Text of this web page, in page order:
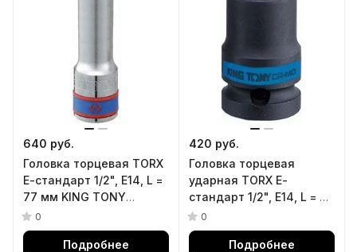
640 руб.
Головка торцевая TORX
Е-стандарт 1/2", E14, L =
77 мм KING TONY
427514M
0
Подробнее
420 руб.
Головка торцевая
ударная TORX Е-
стандарт 1/2", E14, L = 38
мм KING TONY 457514M
0
Подробнее